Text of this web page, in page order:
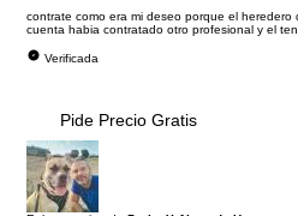
Pide Precio Gratis
contrate como era mi deseo porque el heredero
cuenta habia contratado otro profesional y el
Verificada